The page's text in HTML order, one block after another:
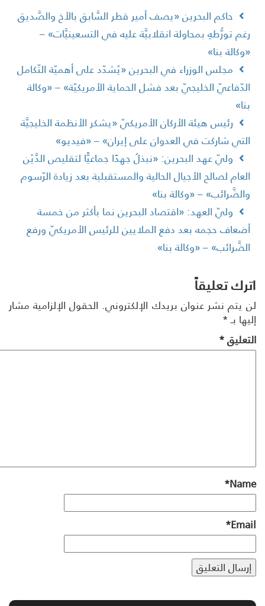
حاكم البحرين «يصف أمير قطر السَّابق بالأخ والصَّديق
تورُّطهِ بمحاولة انقلابيَّة عليه في التسعينيَّات» –
بنا»
مجلس الوزراء في البحرين «يُشدّد على أهميّة التّكامل
الخليجيّ بعد فشل الحماية الأمريكيّة» – «وكالة
رئيس هيئة الأركان الأمريكيّ «يشكر الأنظمة الخليجيَّة
شاركت في العدوان على إيران» – «فيديو»
وليّ عهد البحرين: «نبذلُ جهدًا جماعيًّا لتقليص الدَّيْن
لصالح الأجيال الحالية والمستقبلية بعد زيادة الرّسوم
– «وكالة بنا»
وليّ العهد: «اقتصاد البحرين نما بأكثر من خمسة
حجمه بعد دفع الملايين للرئيس الأمريكيّ ورفع
– «وكالة بنا»
تعليقاً
يتم نشر عنوان بريدك الإلكتروني. الحقول الإلزامية مشار
بـ*
*
*
*